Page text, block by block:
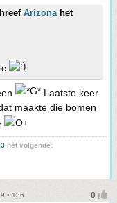
Arizonahet
Laatste keer
maakte die bomen
het volgende:
• 136